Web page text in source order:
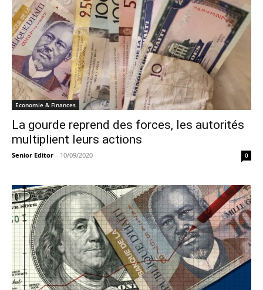
Economie & Finances
La gourde reprend des forces, les autorités
multiplient leurs actions
Senior Editor - 10/09/2020 0